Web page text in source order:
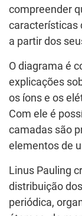
compreender
características
a partir dos
O diagrama é
explicações
os íons e os
Com ele é
camadas são
elementos de
Linus Pauling
distribuição
periódica,